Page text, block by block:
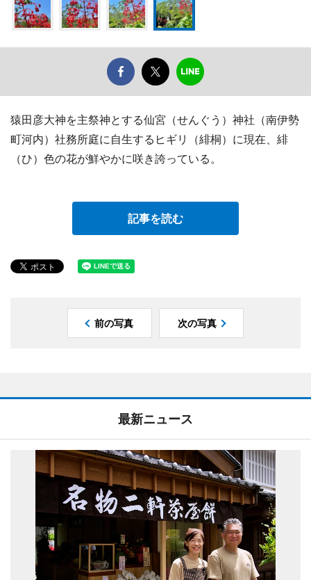
猿田彦大神を主祭神とする仙宮（せんぐう）神社（南伊勢
町河内）社務所庭に自生するヒギリ（緋桐）に現在、緋
（ひ）色の花が鮮やかに咲き誇っている。
記事を読む
前の写真 次の写真
最新ニュース